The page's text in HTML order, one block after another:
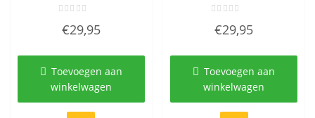
0
uit
€29,95
Toevoegen aan
winkelwagen
0
uit
€29,95
Toevoegen aan
winkelwagen